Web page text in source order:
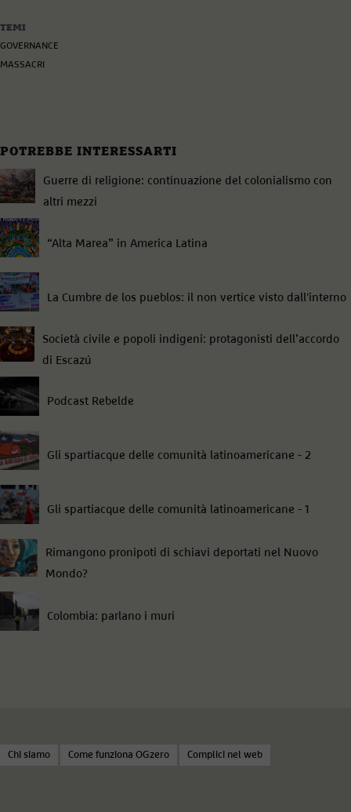
TEMI
GOVERNANCE
MASSACRI
POTREBBE INTERESSARTI
Guerre di religione: continuazione del colonialismo con
altri mezzi
“Alta Marea” in America Latina
La Cumbre de los pueblos: il non vertice visto dall'interno
Società civile e popoli indigeni: protagonisti dell’accordo
di Escazú
Podcast Rebelde
Gli spartiacque delle comunità latinoamericane - 2
Gli spartiacque delle comunità latinoamericane - 1
Rimangono pronipoti di schiavi deportati nel Nuovo
Mondo?
Colombia: parlano i muri
Chi siamo Come funziona OGzero Complici nel web